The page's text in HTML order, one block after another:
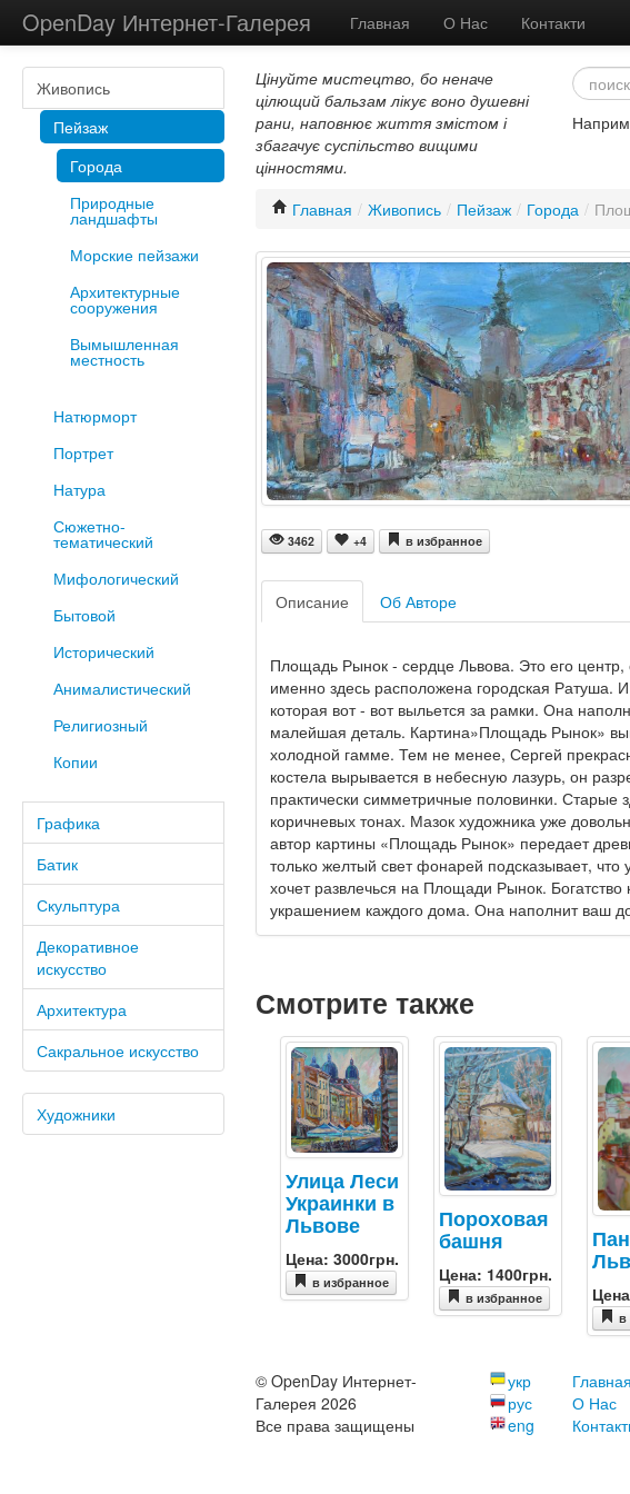
OpenDay Интернет-Галерея Главная О Нас Контакти
Живопись
Пейзаж
Города
Природные
ландшафты
Морские пейзажи
Архитектурные
сооружения
Вымышленная
местность
Натюрморт
Портрет
Натура
Сюжетно-
тематический
Мифологический
Бытовой
Исторический
Анималистический
Религиозный
Копии
Графика
Батик
Скульптура
Декоративное
искусство
Архитектура
Сакральное искусство
Художники
Цінуйте мистецтво, бо неначе
цілющий бальзам лікує воно душевні
рани, наповнює життя змістом і
збагачує суспільство вищими
цінностями.
Главная / Живопись / Пейзаж / Города /
3462 +4 в избранное
Описание Об Авторе
Площадь Рынок - сердце Львова. Это его центр,
именно здесь расположена городская
которая вот - вот выльется за рамки. Она
малейшая деталь. Картина»Площадь Рынок»
холодной гамме. Тем не менее, Сергей
костела вырывается в небесную лазурь, он
практически симметричные половинки.
коричневых тонах. Мазок художника уже
автор картины «Площадь Рынок» передает
только желтый свет фонарей подсказывает,
хочет развлечься на Площади Рынок.
украшением каждого дома. Она наполнит ваш
Смотрите также
Улица Леси
Украинки в
Львове
Цена: 3000грн.
в избранное
Пороховая
башня
Цена: 1400грн.
в избранное
в
© OpenDay Интернет-
Галерея 2026
Все права защищены
укр
рус
eng
Главная
О Нас